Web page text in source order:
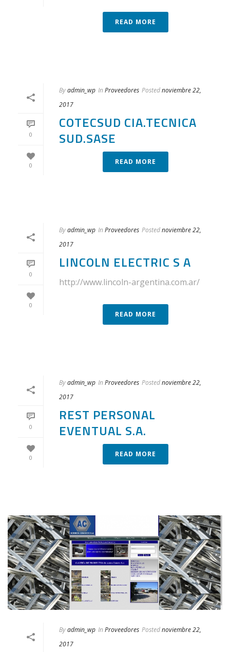
READ MORE
0
0
Byadmin_wp In Proveedores Postednoviembre 22,
2017
COTECSUD CIA.TECNICA
SUD.SASE
READ MORE
0
0
Byadmin_wp In Proveedores Postednoviembre 22,
2017
LINCOLN ELECTRIC S A
http://www.lincoln-argentina.com.ar/
READ MORE
0
0
Byadmin_wp In Proveedores Postednoviembre 22,
2017
REST PERSONAL
EVENTUAL S.A.
READ MORE
Byadmin_wp In Proveedores Postednoviembre 22,
2017